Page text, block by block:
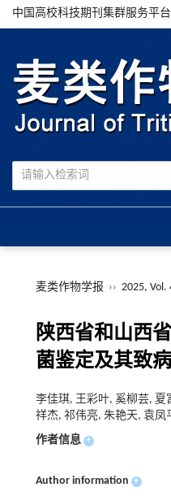
中国高校科技期刊集群服务平台
麦类作物学报 ›› 2025, Vol.
陕西省和山西
菌鉴定及其致
李佳琪, 王彩叶, 奚柳芸, 夏
祥杰, 祁伟亮, 朱艳天, 袁凤
作者信息 +
Author information +